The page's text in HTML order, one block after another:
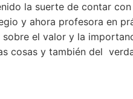
la suerte de contar
y ahora profesora en
el valor y la
cosas y también del